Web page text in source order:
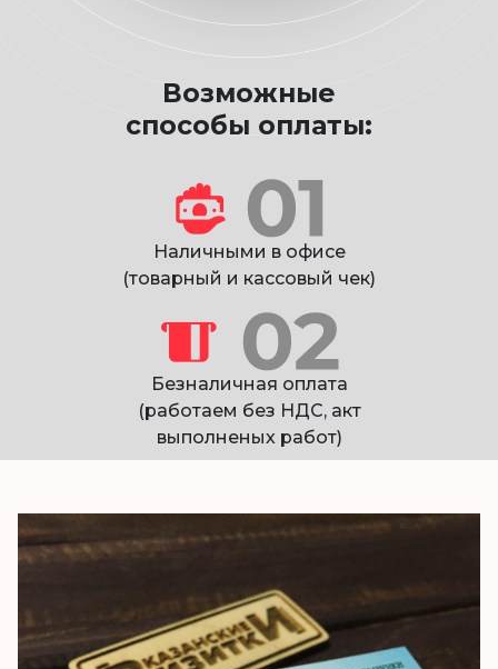
Возможные
способы оплаты:
Наличными в офисе
(товарный и кассовый чек)
Безналичная оплата
(работаем без НДС, акт
выполненых работ)